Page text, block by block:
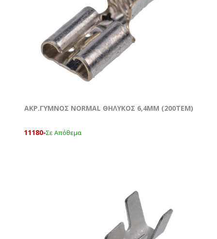
ΑΚΡ.ΓΥΜΝΟΣ NORMAL ΘΗΛΥΚΟΣ 6,4ΜΜ (200ΤΕΜ)
11180-Σε Απόθεμα